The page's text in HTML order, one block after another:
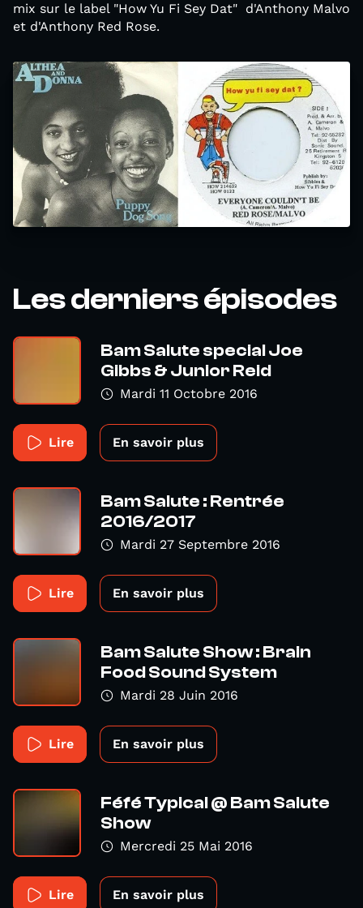
mix sur le label "How Yu Fi Sey Dat" d'Anthony Malvo
et d'Anthony Red Rose.
Les derniers épisodes
Bam Salute special Joe
Gibbs & Junior Reid
Mardi 11 Octobre 2016
Lire En savoir plus
Bam Salute : Rentrée
2016/2017
Mardi 27 Septembre 2016
Lire En savoir plus
Bam Salute Show : Brain
Food Sound System
Mardi 28 Juin 2016
Lire En savoir plus
Féfé Typical @ Bam Salute
Show
Mercredi 25 Mai 2016
Lire En savoir plus